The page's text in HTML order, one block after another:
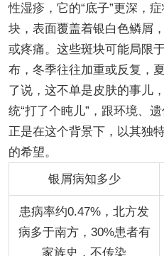
性湿疹，它的“底子”更深，
块，表面覆盖着银白色鳞屑
或疼痛。这些斑块可能局限
布，冬季往往加重或反复，
了说，这不单是皮肤的事儿
统“打了个盹儿”，跟环境、
正是在这个背景下，以其独
的希望。
银屑病知多少
患病率约0.47%，北方发
病多于南方，30%患者有
家族史，不传染